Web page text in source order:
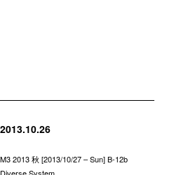
2013.10.26
M3 2013 秋 [2013/10/27 – Sun] B-12b